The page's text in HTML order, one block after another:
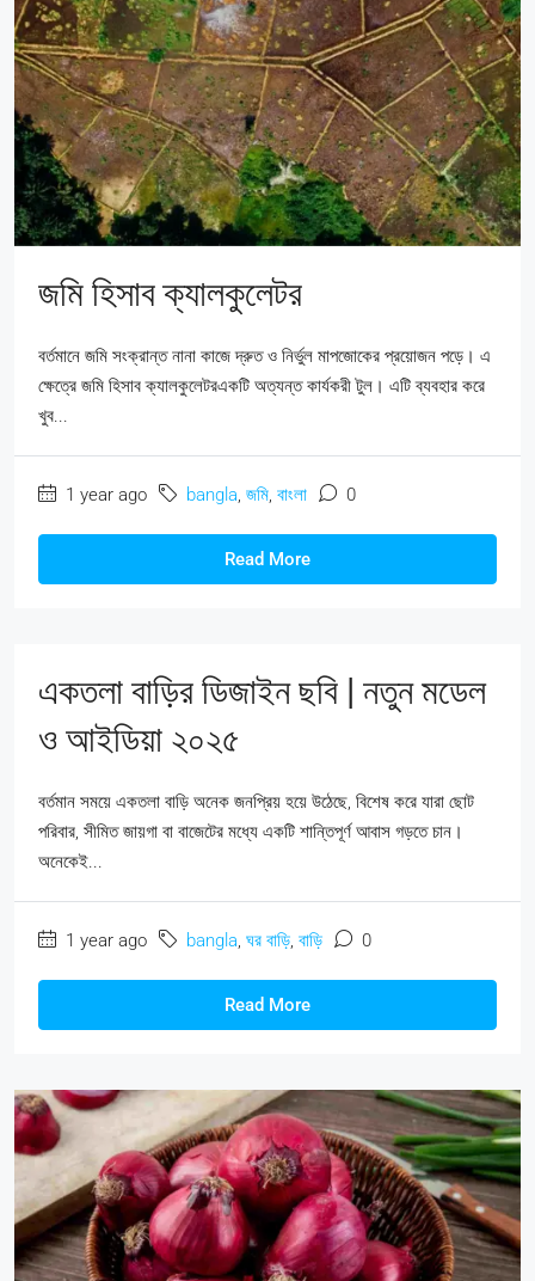
জমি হিসাব ক্যালকুলেটর
বর্তমানে জমি সংক্রান্ত নানা কাজে দ্রুত ও নির্ভুল মাপজোকের প্রয়োজন পড়ে। এ
ক্ষেত্রে জমি হিসাব ক্যালকুলেটরএকটি অত্যন্ত কার্যকরী টুল। এটি ব্যবহার করে
খুব...
1 year ago bangla, জমি, বাংলা 0
Read More
একতলা বাড়ির ডিজাইন ছবি | নতুন মডেল
ও আইডিয়া ২০২৫
বর্তমান সময়ে একতলা বাড়ি অনেক জনপ্রিয় হয়ে উঠেছে, বিশেষ করে যারা ছোট
পরিবার, সীমিত জায়গা বা বাজেটের মধ্যে একটি শান্তিপূর্ণ আবাস গড়তে চান।
অনেকেই...
1 year ago bangla, ঘর বাড়ি, বাড়ি 0
Read More